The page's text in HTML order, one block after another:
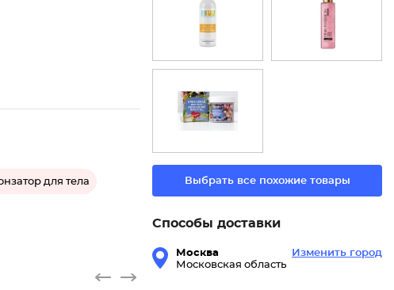
для тела Выбрать все похожие товары
Способы доставки
Москва
Московская область
Изменить город